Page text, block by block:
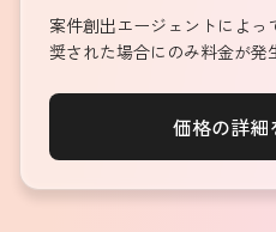
案件創出エージェントによ
奨された場合にのみ料金が発
価格の詳細